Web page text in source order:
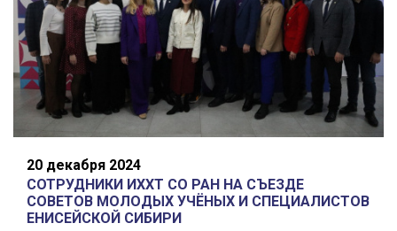
20 декабря 2024
СОТРУДНИКИ ИХХТ СО РАН НА СЪЕЗДЕ
СОВЕТОВ МОЛОДЫХ УЧЁНЫХ И СПЕЦИАЛИСТОВ
ЕНИСЕЙСКОЙ СИБИРИ